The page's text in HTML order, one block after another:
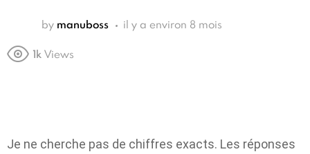
by manuboss il y a environ 8 mois
1k Views
Je ne cherche pas de chiffres exacts. Les réponses